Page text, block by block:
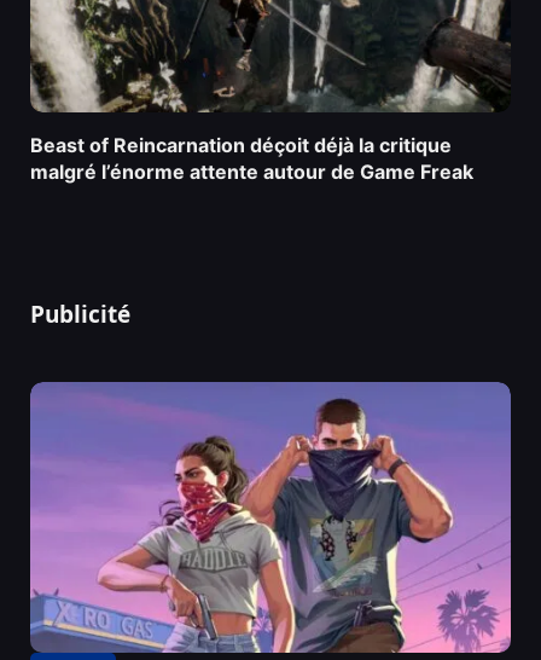
Beast of Reincarnation déçoit déjà la critique
malgré l’énorme attente autour de Game Freak
Publicité